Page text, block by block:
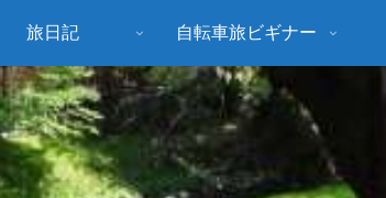
旅日記 自転車旅ビギナー